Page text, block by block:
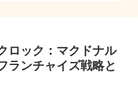
ロック：マクドナル
ランチャイズ戦略と